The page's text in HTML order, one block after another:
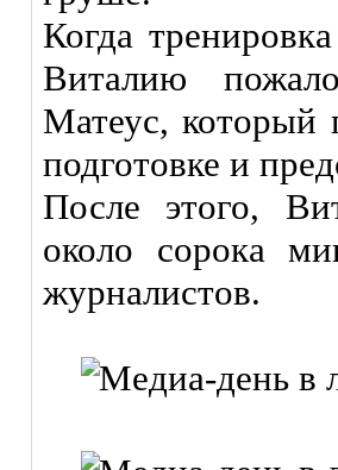
Когда
Виталию
Матеус, который
подготовке и
После этого,
около сорока
журналистов.